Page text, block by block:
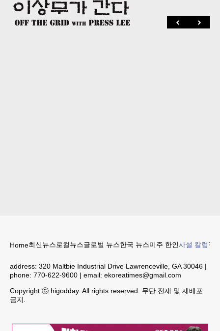
Home최신뉴스로컬뉴스글로벌 뉴스한국 뉴스미주 한인사설 칼럼구
address: 320 Maltbie Industrial Drive Lawrenceville, GA 30046 |
phone: 770-622-9600 | email: ekoreatimes@gmail.com
Copyright ⓒ higodday. All rights reserved. 무단 전재 및 재배포
금지.